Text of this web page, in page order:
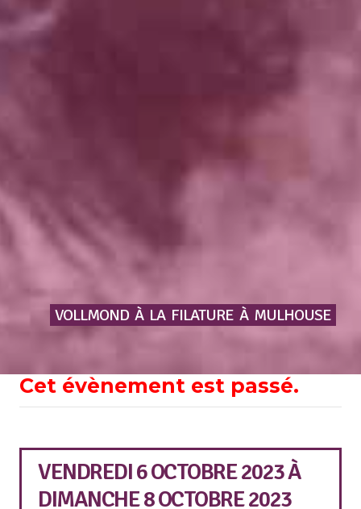
VOLLMOND À LA FILATURE À MULHOUSE
Cet évènement est passé.
VENDREDI 6 OCTOBRE 2023À
DIMANCHE 8 OCTOBRE 2023